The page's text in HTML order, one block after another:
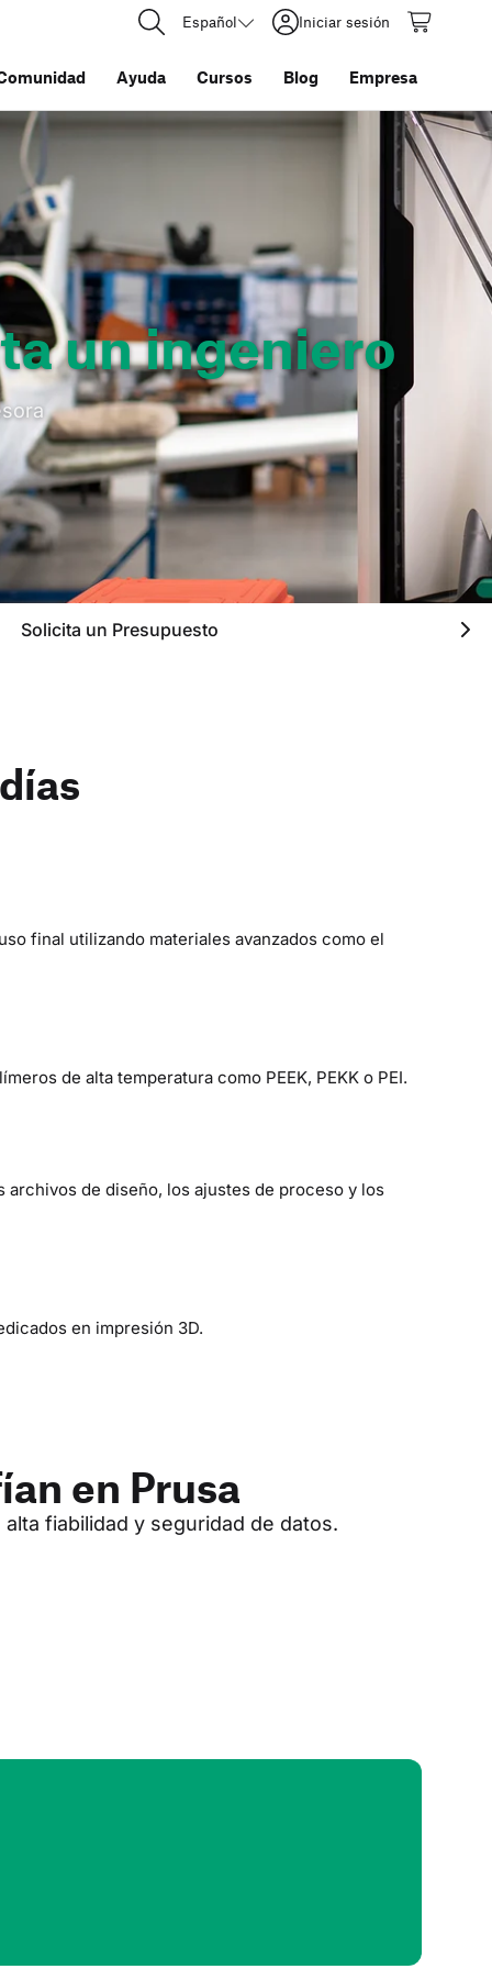
Español Iniciar sesión
Ayuda Cursos Blog Empresa
un ingeniero
Solicita un Presupuesto
final utilizando materiales avanzados como el
de alta temperatura como PEEK, PEKK o PEI.
de diseño, los ajustes de proceso y los
en impresión 3D.
en Prusa
fiabilidad y seguridad de datos.